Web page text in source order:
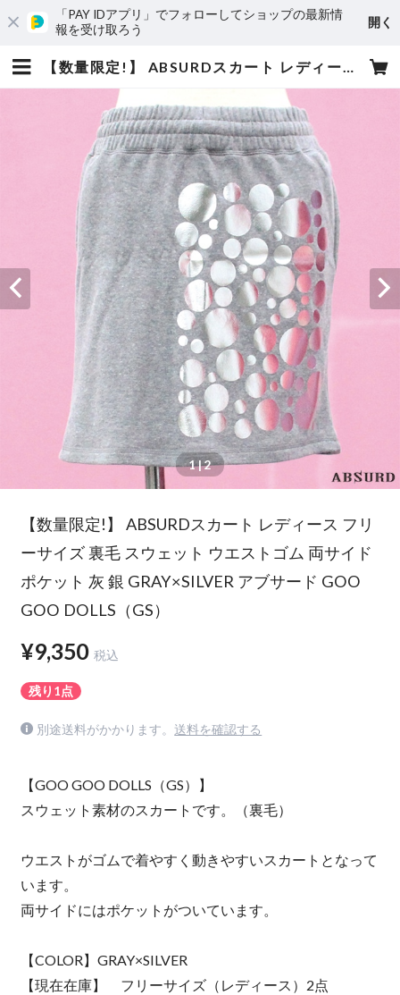
「PAY IDアプリ」でフォローしてショップの最新情
報を受け取ろう
開く
【数量限定!】 ABSURDスカート レディース フリーサイズ 裏毛 スウェット ウエストゴム 両サイドポケット 灰 銀 GRAY×SILVER アブサード GOO GOO DOLLS（GS） | absurd
1| 2
【数量限定!】 ABSURDスカート レディース フリ
ーサイズ 裏毛 スウェット ウエストゴム 両サイド
ポケット 灰 銀 GRAY×SILVER アブサード GOO
GOO DOLLS（GS）
¥9,350 税込
残り1点
別途送料がかかります。 送料を確認する
【GOO GOO DOLLS（GS）】
スウェット素材のスカートです。（裏毛）
ウエストがゴムで着やすく動きやすいスカートとなって
います。
両サイドにはポケットがついています。
【COLOR】GRAY×SILVER
【現在在庫】 フリーサイズ（レディース）2点